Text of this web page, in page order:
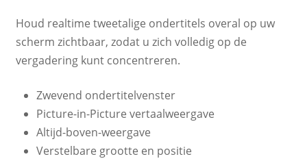
Houd realtime tweetalige ondertitels overal op uw
scherm zichtbaar, zodat u zich volledig op de
vergadering kunt concentreren.
Zwevend ondertitelvenster
Picture-in-Picture vertaalweergave
Altijd-boven-weergave
Verstelbare grootte en positie